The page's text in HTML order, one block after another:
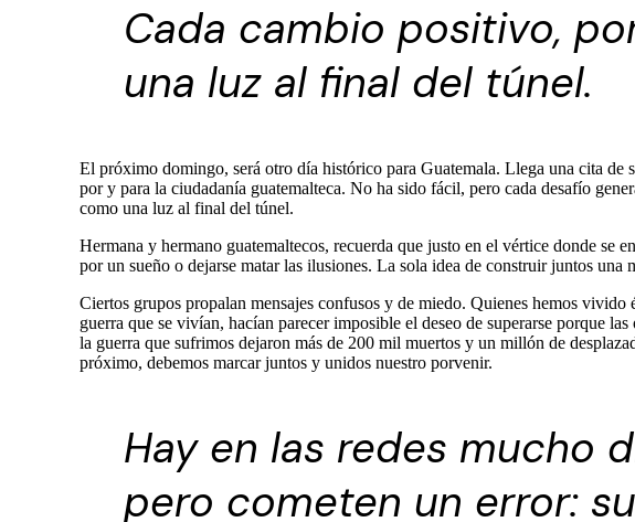
Cada cambio positivo,
una luz al final del túnel.
El próximo domingo, será otro día histórico para Guatemala. Llega una cita de
por y para la ciudadanía guatemalteca. No ha sido fácil, pero cada desafío
como una luz al final del túnel.
Hermana y hermano guatemaltecos, recuerda que justo en el vértice donde se
por un sueño o dejarse matar las ilusiones. La sola idea de construir juntos
Ciertos grupos propalan mensajes confusos y de miedo. Quienes hemos
guerra que se vivían, hacían parecer imposible el deseo de superarse porque
la guerra que sufrimos dejaron más de 200 mil muertos y un millón de
próximo, debemos marcar juntos y unidos nuestro porvenir.
Hay en las redes mucho
pero cometen un error: